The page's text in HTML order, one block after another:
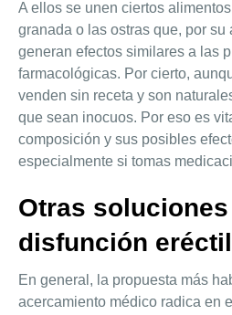
A ellos se unen ciertos
granada o las ostras que, por su
generan efectos similares a las
farmacológicas. Por cierto,
venden sin receta y son
que sean inocuos. Por eso es
composición y sus posibles
especialmente si tomas
Otras
disfunción eréctil
En general, la propuesta más
acercamiento médico radica en